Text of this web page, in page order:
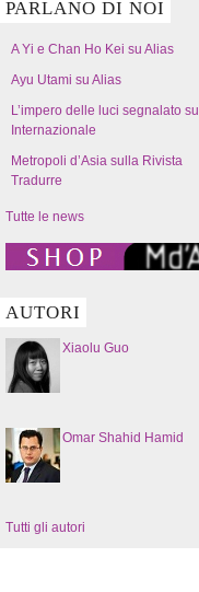
PARLANO DI NOI
A Yi e Chan Ho Kei su Alias
Ayu Utami su Alias
L’impero delle luci segnalato su
Internazionale
Metropoli d’Asia sulla Rivista
Tradurre
Tutte le news
AUTORI
Xiaolu Guo
Omar Shahid Hamid
Tutti gli autori